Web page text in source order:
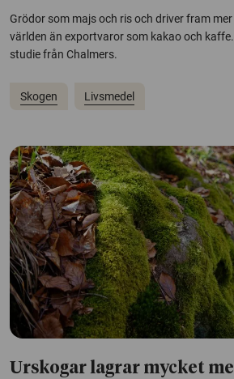
Grödor som majs och ris och driver fram
världen än exportvaror som kakao och
studie från Chalmers.
Skogen Livsmedel
Urskogar lagrar mycket